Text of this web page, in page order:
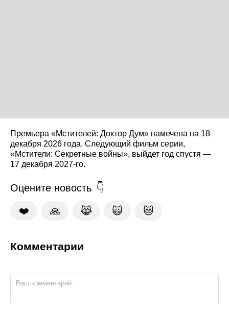
Премьера «Мстителей: Доктор Дум» намечена на 18
декабря 2026 года. Следующий фильм серии,
«Мстители: Секретные войны», выйдет год спустя —
17 декабря 2027-го.
Оцените новость
❤️ 🙏 😹 🙀 😿
Комментарии